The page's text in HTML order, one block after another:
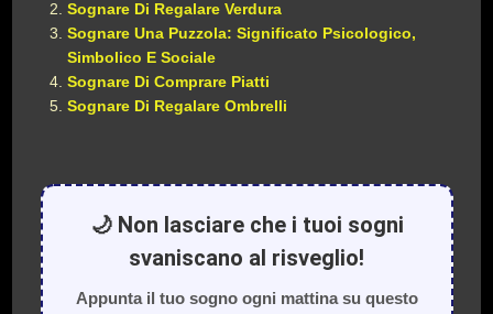
Sognare Di Regalare Verdura
Sognare Una Puzzola: Significato Psicologico,
Simbolico E Sociale
Sognare Di Comprare Piatti
Sognare Di Regalare Ombrelli
🌙 Non lasciare che i tuoi sogni
svaniscano al risveglio!
Appunta il tuo sogno ogni mattina su questo